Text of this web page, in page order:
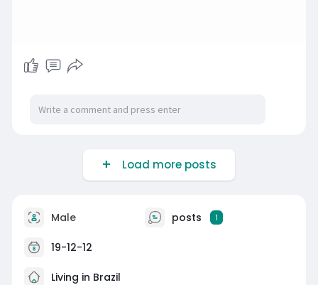
Load more posts
Male posts 1
19-12-12
Living in Brazil